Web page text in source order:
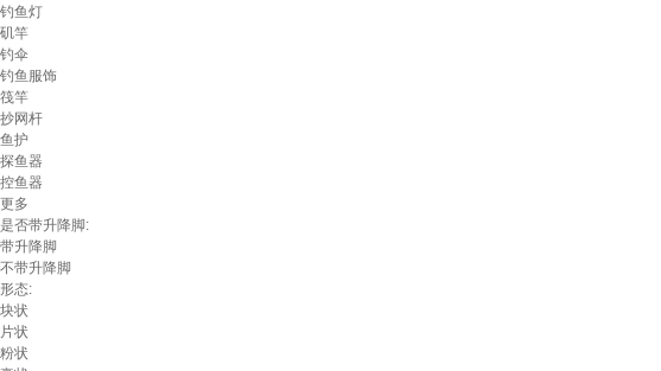
钓鱼灯
矶竿
钓伞
钓鱼服饰
筏竿
抄网杆
鱼护
探鱼器
控鱼器
更多
是否带升降脚:
带升降脚
不带升降脚
形态:
块状
片状
粉状